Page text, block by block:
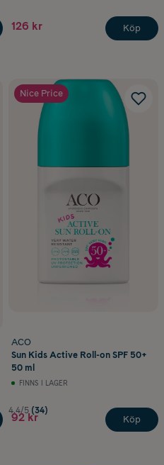
126 kr Köp
Nice Price
ACO
Sun Kids Active Roll-on SPF 50+
50 ml
FINNS I LAGER
4.4/5 (34)
92 kr Köp